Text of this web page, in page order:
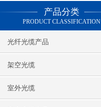
产品分类
PRODUCT CLASSIFICATION
光纤光缆产品
架空光缆
室外光缆